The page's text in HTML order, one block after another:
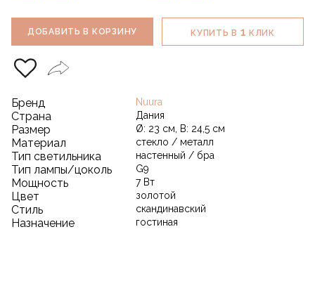
ДОБАВИТЬ В КОРЗИНУ КУПИТЬ В 1 КЛИК
Бренд Nuura
Страна Дания
Размер Ø: 23 см, В: 24,5 см
Материал стекло / металл
Тип светильника настенный / бра
Тип лампы/цоколь G9
Мощность 7 Вт
Цвет золотой
Стиль скандинавский
Назначение гостиная